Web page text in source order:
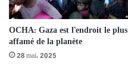
OCHA: Gaza est l’endroit le plus
affamé de la planète
28 mai، 2025